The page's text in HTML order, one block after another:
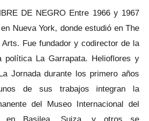
DE NEGRO Entre 1966 y 1967
Nueva York, donde estudió en The
Fue fundador y codirector de la
política La Garrapata. Helioflores y
Jornada durante los primero años
de sus trabajos integran la
del Museo Internacional del
en Basilea, Suiza, y otros se